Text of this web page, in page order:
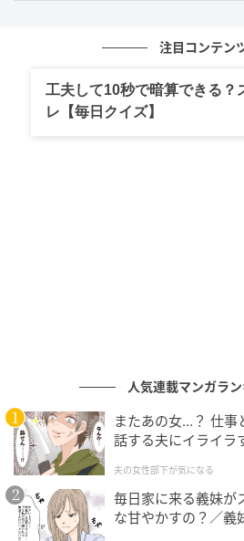
るのではないでしょうか。お昼
ないかと思われているようです。
せん。あなたが一人で完璧にこ
僚は手伝うタイミングや隙を見
はないでしょうか。つい一人で
ですが、時には周囲を頼ること
業務を分担することで、あなた
ーム全体の力も底上げされるは
注目コンテン
工夫して10秒で暗算できる？
レ【毎日クイズ】
人気連載マンガラ
またあの女…？ 仕事
話する夫にイライラ
夫の女性部下が気になる
毎日家に来る義妹が
な甘やかすの？／義